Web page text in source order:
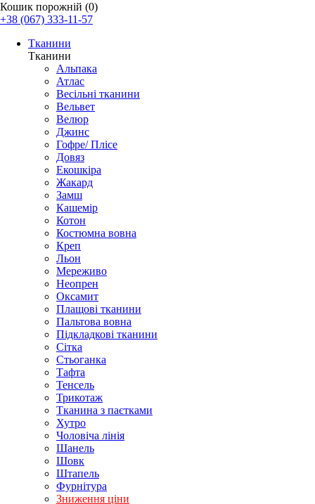
Кошик порожній (0)
+38 (067) 333-11-57
Тканини
Тканини
Альпака
Атлас
Весільні тканини
Вельвет
Велюр
Джинс
Гофре/ Плісе
Довяз
Екошкіра
Жакард
Замш
Кашемір
Котон
Костюмна вовна
Креп
Льон
Мереживо
Неопрен
Оксамит
Плащові тканини
Пальтова вовна
Підкладкові тканини
Сітка
Стьоганка
Тафта
Тенсель
Трикотаж
Тканина з паєтками
Хутро
Чоловіча лінія
Шанель
Шовк
Штапель
Фурнітура
Зниження ціни